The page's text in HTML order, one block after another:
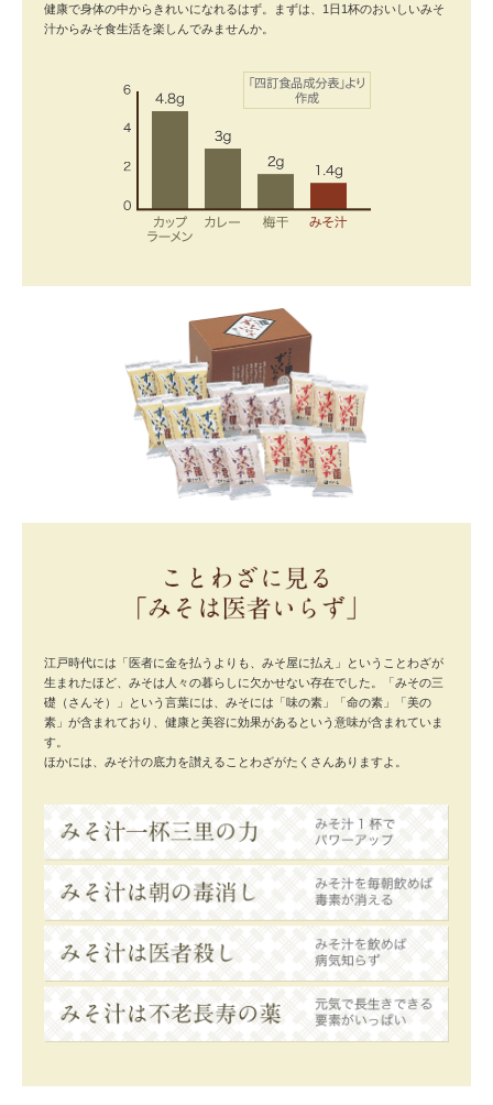
健康で身体の中からきれいになれるはず。まずは、1日1杯のおいしいみそ
汁からみそ食生活を楽しんでみませんか。
江戸時代には「医者に金を払うよりも、みそ屋に払え」ということわざが
生まれたほど、みそは人々の暮らしに欠かせない存在でした。「みその三
礎（さんそ）」という言葉には、みそには「味の素」「命の素」「美の
素」が含まれており、健康と美容に効果があるという意味が含まれていま
す。
ほかには、みそ汁の底力を讃えることわざがたくさんありますよ。